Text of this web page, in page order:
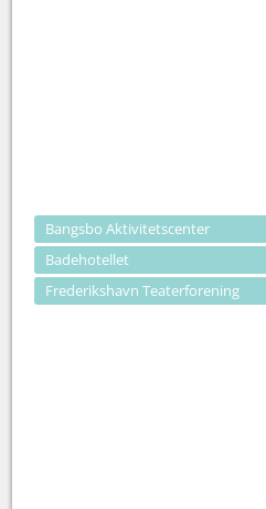
Bangsbo Aktivitetscenter
Badehotellet
Frederikshavn Teaterforening